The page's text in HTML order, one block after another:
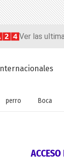
Ver las
Internacionales
perro Boca